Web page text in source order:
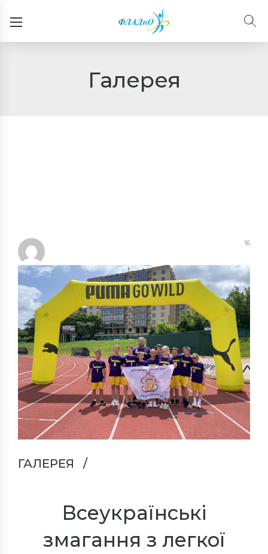
Галерея
16
ГАЛЕРЕЯ
Всеукраїнські
змагання з легкої